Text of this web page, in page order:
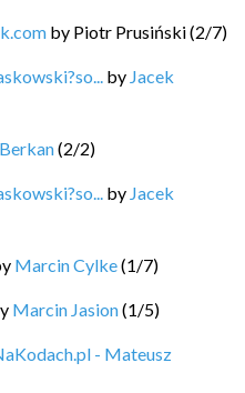
by Piotr Prusiński(2/7)
by Jacek
(2/2)
by Jacek
Marcin Cylke(1/7)
Marcin Jasion(1/5)
- Mateusz